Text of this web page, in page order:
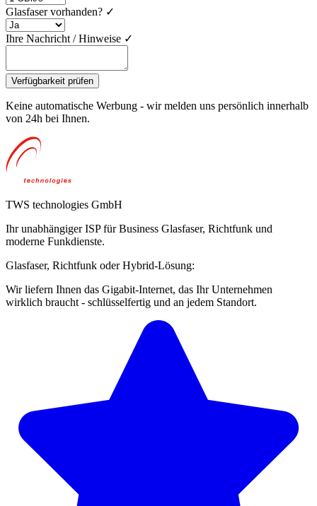
Glasfaser vorhanden? ✓
Ihre Nachricht / Hinweise ✓
Verfügbarkeit prüfen
Keine automatische Werbung - wir melden uns persönlich innerhalb
von 24h bei Ihnen.
TWS technologies GmbH
Ihr unabhängiger ISP für Business Glasfaser, Richtfunk und
moderne Funkdienste.
Glasfaser, Richtfunk oder Hybrid-Lösung:
Wir liefern Ihnen das Gigabit-Internet, das Ihr Unternehmen
wirklich braucht - schlüsselfertig und an jedem Standort.